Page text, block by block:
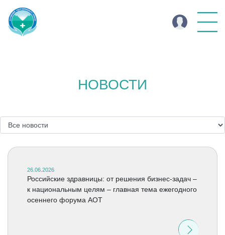
НОВОСТИ
26.06.2026
Российские здравницы: от решения бизнес-задач –
к национальным целям – главная тема ежегодного
осеннего форума АОТ